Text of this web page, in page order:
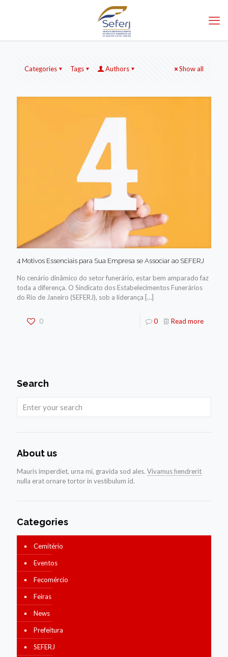
Categories Tags Authors Show all
4 Motivos Essenciais para Sua Empresa se Associar ao SEFERJ
No cenário dinâmico do setor funerário, estar bem amparado faz
toda a diferença. O Sindicato dos Estabelecimentos Funerários
do Rio de Janeiro (SEFERJ), sob a liderança […]
0 0 Read more
Search
About us
Mauris imperdiet, urna mi, gravida sod ales. Vivamus hendrerit
nulla erat ornare tortor in vestibulum id.
Categories
Cemitério
Eventos
Fecomércio
Feiras
News
Prefeitura
SEFERJ